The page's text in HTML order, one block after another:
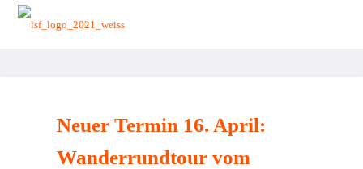
Neuer Termin 16. April:
Wanderrundtour vom